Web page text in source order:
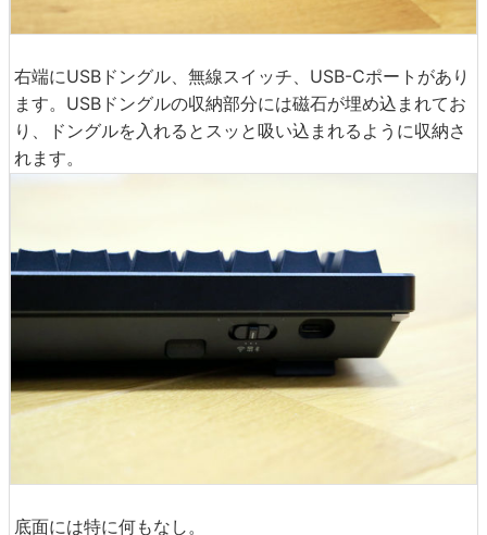
右端にUSBドングル、無線スイッチ、USB-Cポートがあり
ます。USBドングルの収納部分には磁石が埋め込まれてお
り、ドングルを入れるとスッと吸い込まれるように収納さ
れます。
底面には特に何もなし。